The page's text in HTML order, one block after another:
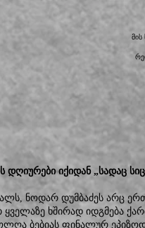
იქიდან „სადაც
ნოდარ დუმბაძეს არც
ხშირად იდგმება
ბებიას ფინალურ